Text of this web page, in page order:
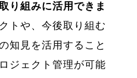
り組みに活用できま
トや、今後取り組む
知見を活用すること
ジェクト管理が可能